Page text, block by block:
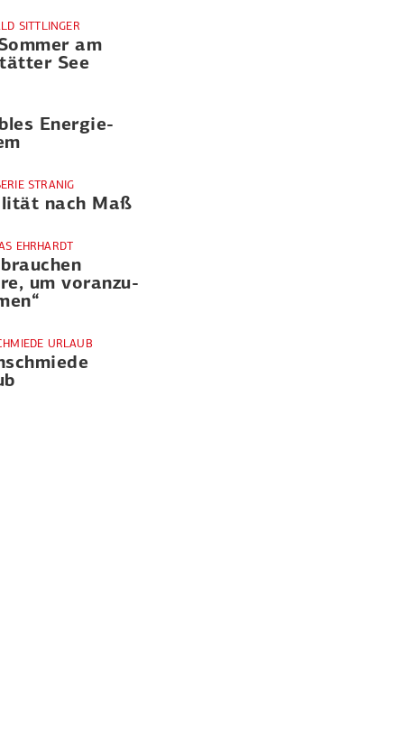
SITTLINGER
am
See
Energie­
STRANIG
nach Maß
EHRHARDT
um voran­zu­
URLAUB